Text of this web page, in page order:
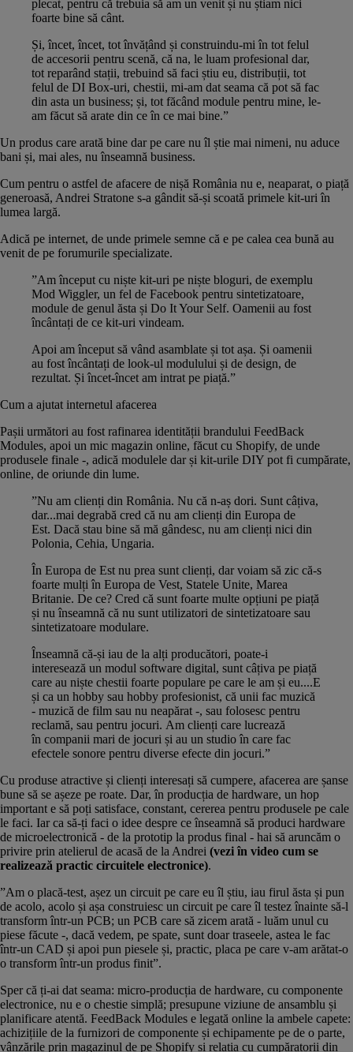
plecat, pentru că trebuia să am un venit și nu știam nici
foarte bine să cânt.
Și, încet, încet, tot învățând și construindu-mi în tot felul
de accesorii pentru scenă, că na, le luam profesional dar,
tot reparând stații, trebuind să faci știu eu, distribuții, tot
felul de DI Box-uri, chestii, mi-am dat seama că pot să fac
din asta un business; și, tot făcând module pentru mine, le-
am făcut să arate din ce în ce mai bine.”
Un produs care arată bine dar pe care nu îl știe mai nimeni, nu aduce
bani și, mai ales, nu înseamnă business.
Cum pentru o astfel de afacere de nișă România nu e, neaparat, o piață
generoasă, Andrei Stratone s-a gândit să-și scoată primele kit-uri în
lumea largă.
Adică pe internet, de unde primele semne că e pe calea cea bună au
venit de pe forumurile specializate.
”Am început cu niște kit-uri pe niște bloguri, de exemplu
Mod Wiggler, un fel de Facebook pentru sintetizatoare,
module de genul ăsta și Do It Your Self. Oamenii au fost
încântați de ce kit-uri vindeam.
Apoi am început să vând asamblate și tot așa. Și oamenii
au fost încântați de look-ul modulului și de design, de
rezultat. Și încet-încet am intrat pe piață.”
Cum a ajutat internetul afacerea
Pașii următori au fost rafinarea identității brandului FeedBack
Modules, apoi un mic magazin online, făcut cu Shopify, de unde
produsele finale -, adică modulele dar și kit-urile DIY pot fi cumpărate,
online, de oriunde din lume.
”Nu am clienți din România. Nu că n-aș dori. Sunt câțiva,
dar...mai degrabă cred că nu am clienți din Europa de
Est. Dacă stau bine să mă gândesc, nu am clienți nici din
Polonia, Cehia, Ungaria.
În Europa de Est nu prea sunt clienți, dar voiam să zic că-s
foarte mulți în Europa de Vest, Statele Unite, Marea
Britanie. De ce? Cred că sunt foarte multe opțiuni pe piață
și nu înseamnă că nu sunt utilizatori de sintetizatoare sau
sintetizatoare modulare.
Înseamnă că-și iau de la alți producători, poate-i
interesează un modul software digital, sunt câțiva pe piață
care au niște chestii foarte populare pe care le am și eu....E
și ca un hobby sau hobby profesionist, că unii fac muzică
- muzică de film sau nu neapărat -, sau folosesc pentru
reclamă, sau pentru jocuri. Am clienți care lucrează
în companii mari de jocuri și au un studio în care fac
efectele sonore pentru diverse efecte din jocuri.”
Cu produse atractive și clienți interesați să cumpere, afacerea are șanse
bune să se așeze pe roate. Dar, în producția de hardware, un hop
important e să poți satisface, constant, cererea pentru produsele pe cale
le faci. Iar ca să-ți faci o idee despre ce înseamnă să produci hardware
de microelectronică - de la prototip la produs final - hai să aruncăm o
privire prin atelierul de acasă de la Andrei (vezi în video cum se
realizează practic circuitele electronice).
”Am o placă-test, așez un circuit pe care eu îl știu, iau firul ăsta și pun
de acolo, acolo și așa construiesc un circuit pe care îl testez înainte să-l
transform într-un PCB; un PCB care să zicem arată - luăm unul cu
piese făcute -, dacă vedem, pe spate, sunt doar traseele, astea le fac
într-un CAD și apoi pun piesele și, practic, placa pe care v-am arătat-o
o transform într-un produs finit”.
Sper că ți-ai dat seama: micro-producția de hardware, cu componente
electronice, nu e o chestie simplă; presupune viziune de ansamblu și
planificare atentă. FeedBack Modules e legată online la ambele capete:
achizițiile de la furnizori de componente și echipamente pe de o parte,
vânzările prin magazinul de pe Shopify și relația cu cumpăratorii din